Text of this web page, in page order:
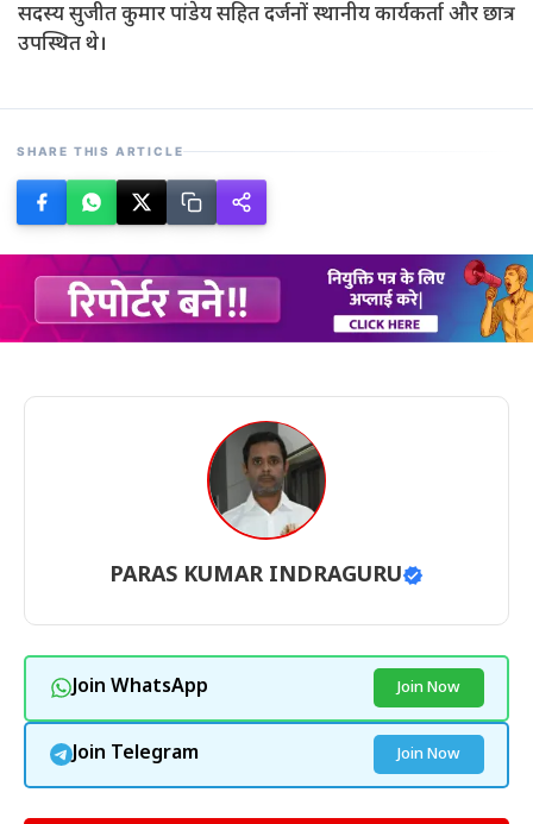
सदस्य सुजीत कुमार पांडेय सहित दर्जनों स्थानीय कार्यकर्ता और छात्र
उपस्थित थे।
SHARE THIS ARTICLE
PARAS KUMAR INDRAGURU
Join WhatsApp Join Now
Join Telegram Join Now